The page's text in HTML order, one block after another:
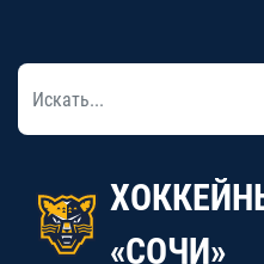
«СОЧИ»